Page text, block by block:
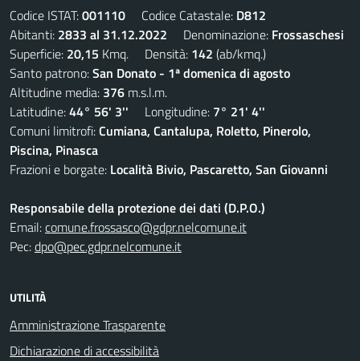
Codice ISTAT:001110 Codice Catastale: D812
Abitanti: 2833 al 31.12.2022 Denominazione: Frossaschesi
Superficie: 20,15 Kmq. Densità: 142 (ab/kmq.)
Santo patrono:San Donato - 1ª domenica di agosto
Altitudine media: 376 m.s.l.m.
Latitudine:44° 56' 3'' Longitudine: 7° 21' 4''
Comuni limitrofi:Cumiana, Cantalupa, Roletto, Pinerolo,
Piscina, Pinasca
Frazioni e borgate: Località Bivio, Pascaretto, San Giovanni
Responsabile della protezione dei dati (D.P.O.)
Email:comune.frossasco@gdpr.nelcomune.it
Pec:dpo@pec.gdpr.nelcomune.it
UTILITÀ
Amministrazione Trasparente
Dichiarazione di accessibilità